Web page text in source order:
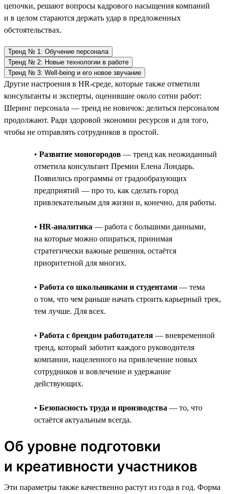
цепочки, решают вопросы кадрового насыщения компаний
и в целом стараются держать удар в предложенных
обстоятельствах.
Тренд № 1: Обучение персонала
Тренд № 2: Новые технологии в работе
Тренд № 3: Well-being и его новое звучание
Другие настроения в HR-среде, которые также отметили
консультанты и эксперты, оценившие около сотни работ:
Шеринг персонала — тренд не новичок: делиться персоналом
продолжают. Ради здоровой экономии ресурсов и для того,
чтобы не отправлять сотрудников в простой.
• Развитие моногородов — тренд как неожиданный
отметила консультант Премии Елена Лондарь.
Появились программы от градообразующих
предприятий — про то, как сделать город
привлекательным для жизни и, конечно, для работы.
• HR-аналитика — работа с большими данными,
на которые можно опираться, принимая
стратегически важные решения, остаётся
приоритетной для многих.
• Работа со школьниками и студентами — тема
о том, что чем раньше начать строить карьерный трек,
тем лучше. Для всех.
• Работа с брендом работодателя — вневременной
тренд, который заботит каждого руководителя
компании, нацеленного на привлечение новых
сотрудников и вовлечение и удержание
действующих.
• Безопасность труда и производства — то, что
остаётся актуальным всегда.
Об уровне подготовки
и креативности участников
Эти параметры также качественно растут из года в год. Форма